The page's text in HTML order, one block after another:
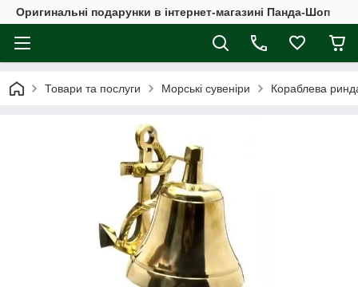
Оригинальні подарунки в інтернет-магазині Панда-Шоп
Товари та послуги Морські сувеніри Кораблева